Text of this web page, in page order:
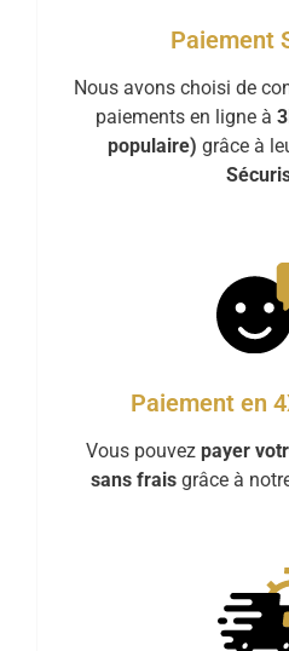
Paiement
Nous avons choisi de
paiements en ligne à
populaire) grâce à
Paiement en
Vous pouvez payer
sans frais grâce à